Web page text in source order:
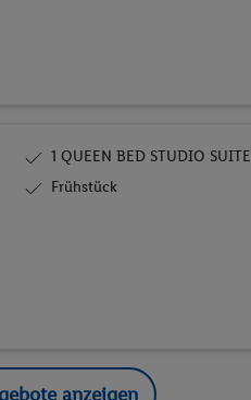
1 QUEEN BED STUDIO SUITE
Frühstück
anzeigen